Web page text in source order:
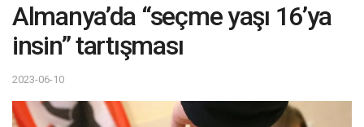
Almanya’da “seçme yaşı 16’ya
insin” tartışması
2023-06-10